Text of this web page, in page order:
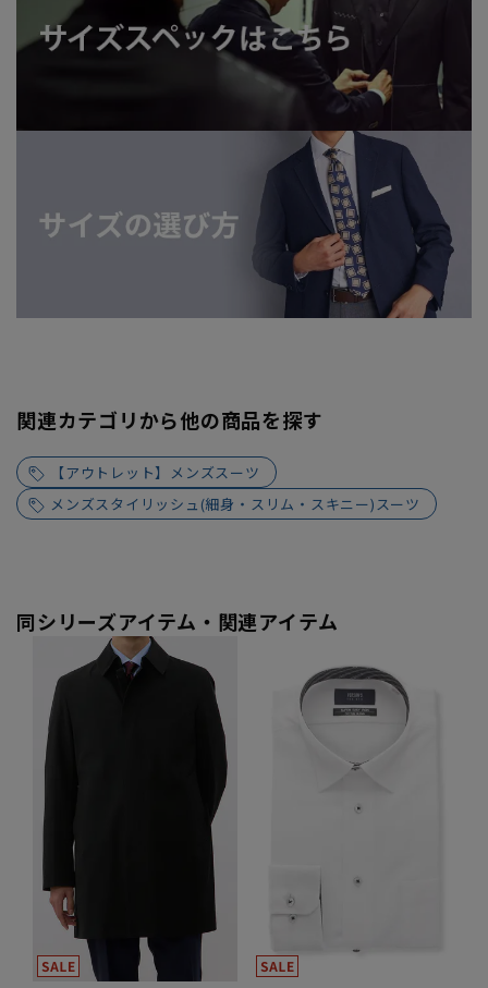
関連カテゴリから他の商品を探す
【アウトレット】メンズスーツ
メンズスタイリッシュ(細身・スリム・スキニー)スーツ
同シリーズアイテム・関連アイテム